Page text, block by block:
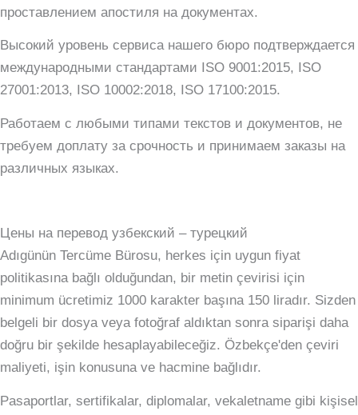
проставлением апостиля на документах.
Высокий уровень сервиса нашего бюро подтверждается
международными стандартами ISO 9001:2015, ISO
27001:2013, ISO 10002:2018, ISO 17100:2015.
Работаем с любыми типами текстов и документов, не
требуем доплату за срочность и принимаем заказы на
различных языках.
Цены на перевод узбекский – турецкий
Adıgünün Tercüme Bürosu, herkes için uygun fiyat
politikasına bağlı olduğundan, bir metin çevirisi için
minimum ücretimiz 1000 karakter başına 150 liradır. Sizden
belgeli bir dosya veya fotoğraf aldıktan sonra siparişi daha
doğru bir şekilde hesaplayabileceğiz. Özbekçe'den çeviri
maliyeti, işin konusuna ve hacmine bağlıdır.
Pasaportlar, sertifikalar, diplomalar, vekaletname gibi kişisel